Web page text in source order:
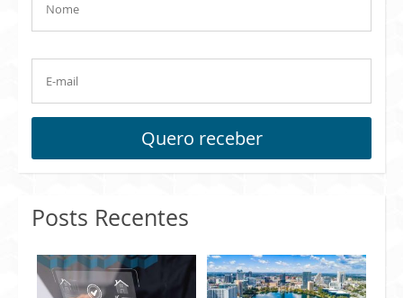
Quero receber
Posts Recentes